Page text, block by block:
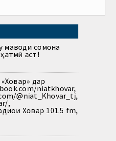
маводи сомона
аст!
дар
niatkhovar,
@niat_Khovar_tj,
,
Ховар 101.5 fm,